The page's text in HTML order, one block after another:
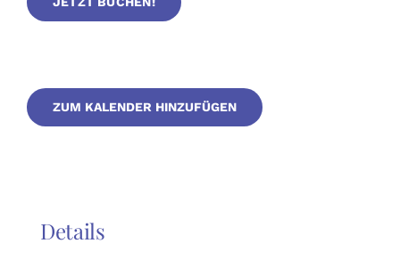
ZUM KALENDER HINZUFÜGEN
Details